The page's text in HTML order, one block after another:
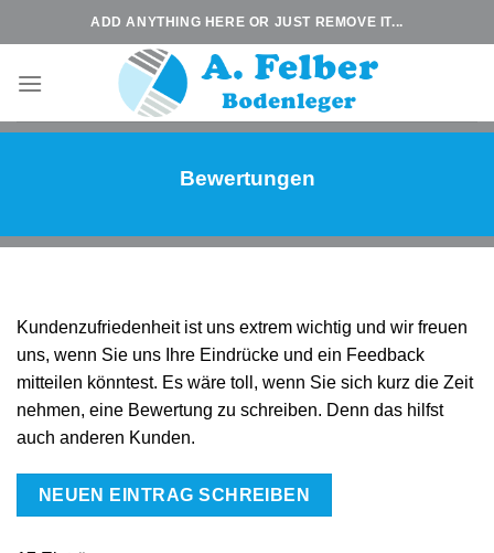
Inhalt
ADD ANYTHING HERE OR JUST REMOVE IT...
Bewertungen
Kundenzufriedenheit ist uns extrem wichtig und wir freuen
uns, wenn Sie uns Ihre Eindrücke und ein Feedback
mitteilen könntest. Es wäre toll, wenn Sie sich kurz die Zeit
nehmen, eine Bewertung zu schreiben. Denn das hilfst
auch anderen Kunden.